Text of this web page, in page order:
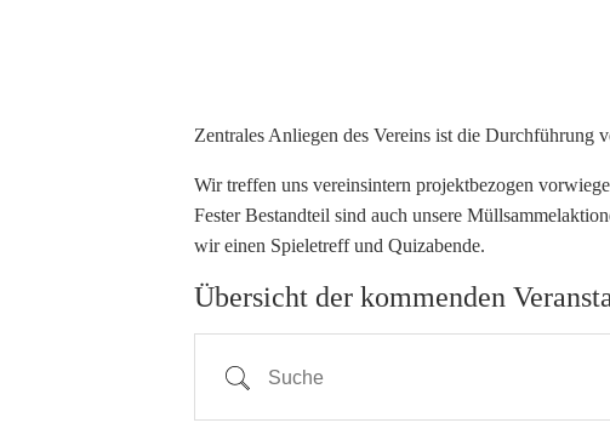
Zentrales Anliegen des Vereins ist die Durchführung
Wir treffen uns vereinsintern projektbezogen
Fester Bestandteil sind auch unsere
wir einen Spieletreff und Quizabende.
Übersicht der kommenden
Suche